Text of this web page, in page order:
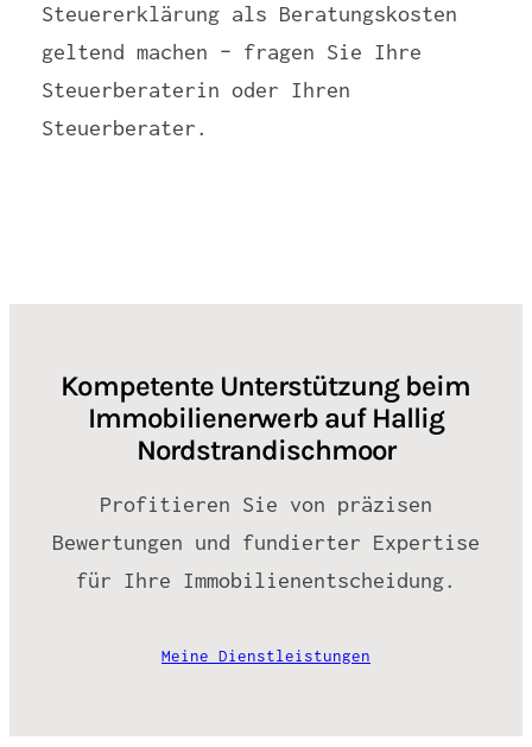
Steuererklärung als Beratungskosten
geltend machen – fragen Sie Ihre
Steuerberaterin oder Ihren
Steuerberater.
Kompetente Unterstützung beim
Immobilienerwerb auf Hallig
Nordstrandischmoor
Profitieren Sie von präzisen
Bewertungen und fundierter Expertise
für Ihre Immobilienentscheidung.
Meine Dienstleistungen